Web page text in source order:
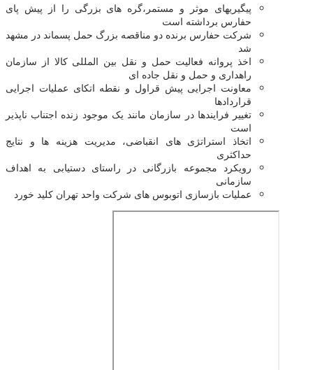
پیگیریهای موثر و مستمر،گره های بزرگی را از پیش پای
حفارس برداشته است
شرکت حفارس برنده دو مناقصه بزرگ حمل پسماند در مشهد
شد
اخذ پروانه فعالیت حمل و نقل بین المللی کالا از سازمان
راهداری و حمل و نقل جاده ای
معاونت اجرایی پیش قراول و نقطه اتکای عملیات اجرایی
قراردادها
تغییر فرایندها در سازمان مانند یک موجود زنده اجتناب ناپذیر
است
اتخاذ استراتژی های انقباضی، مدیریت هزینه ها و نتایج
حداکثری
رویکرد مجموعه بازرگانی در راستای دستیابی به اهداف
سازمانی
عملیات بازسازی اتوبوس های شرکت واحد تهران کلید خورد